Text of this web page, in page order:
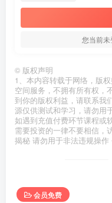
您当前
© 版权声明
1、本内容转载于网络，版
空间服务，不拥有所有权，
到你的版权利益，请联系我
源仅供测试和学习，请勿用
如遇到充值付费环节课程或
需要投资的一律不要相信，
揭秘 请勿用于非法违规操
会员免费